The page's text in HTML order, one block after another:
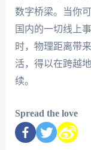
数字桥梁。当你
国内的一切线上
时，物理距离带
活，得以在跨越
续。
Spread the love